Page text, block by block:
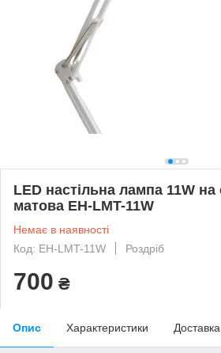
LED настільна лампа 11W на
матова EH-LMT-11W
Немає в наявності
Код: EH-LMT-11W
Роздріб
700 ₴
Опис Характеристики Доставка